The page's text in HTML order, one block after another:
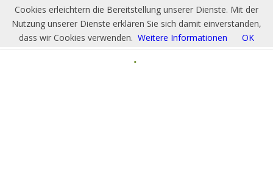
Cookies erleichtern die Bereitstellung unserer Dienste. Mit der
Nutzung unserer Dienste erklären Sie sich damit einverstanden,
dass wir Cookies verwenden. Weitere Informationen OK